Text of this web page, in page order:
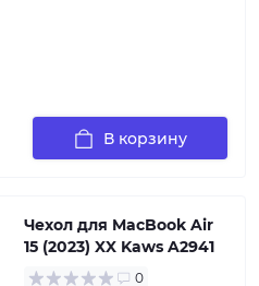
В корзину
Чехол для MacBook Air
15 (2023) XX Kaws A2941
0